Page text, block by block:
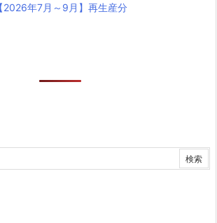
【2026年7月～9月】再生産分